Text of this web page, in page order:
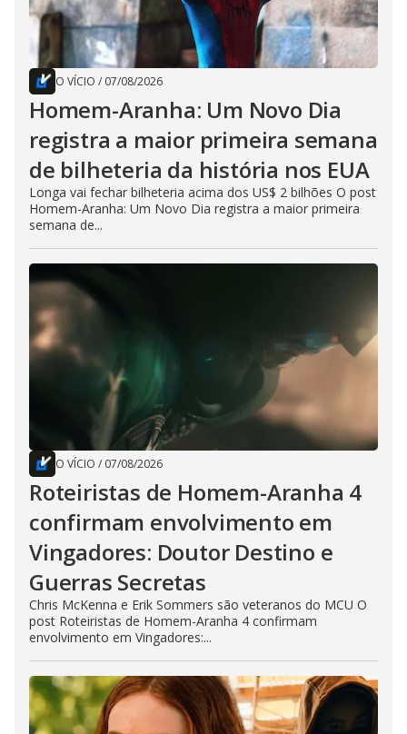
O VÍCIO / 07/08/2026
Homem-Aranha: Um Novo Dia
registra a maior primeira semana
de bilheteria da história nos EUA
Longa vai fechar bilheteria acima dos US$ 2 bilhões O post
Homem-Aranha: Um Novo Dia registra a maior primeira
semana de...
O VÍCIO / 07/08/2026
Roteiristas de Homem-Aranha 4
confirmam envolvimento em
Vingadores: Doutor Destino e
Guerras Secretas
Chris McKenna e Erik Sommers são veteranos do MCU O
post Roteiristas de Homem-Aranha 4 confirmam
envolvimento em Vingadores:...